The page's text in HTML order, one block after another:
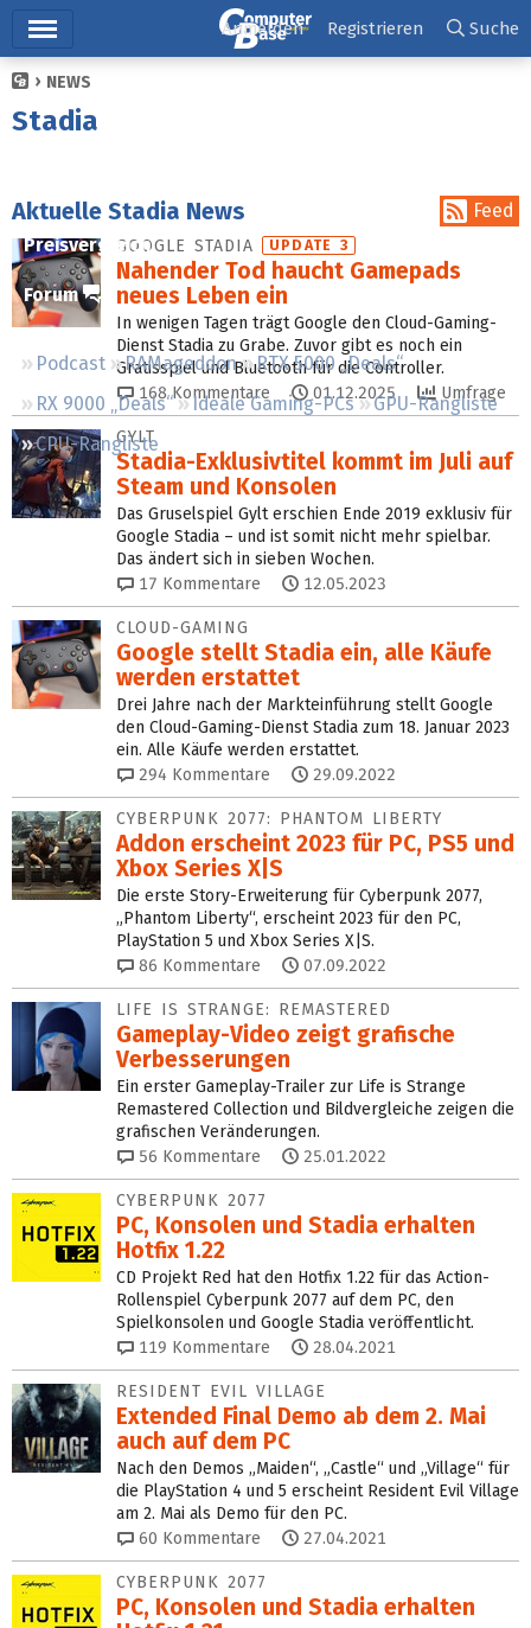
Ticker
Downloads
Preisvergleich
Forum
Podcast RAMageddon
RTX 5000 „Deals“
RX 9000 „Deals“
Ideale Gaming-PCs
GPU-Rangliste
CPU-Rangliste
Anmelden Registrieren Suche
NEWS
Stadia
Aktuelle Stadia News Feed
GOOGLE STADIA UPDATE 3
Nahender Tod haucht Gamepads
neues Leben ein
In wenigen Tagen trägt Google den Cloud-Gaming-
Dienst Stadia zu Grabe. Zuvor gibt es noch ein
Gratisspiel und Bluetooth für die Controller.
168Kommentare 01.12.2025 Umfrage
GYLT
Stadia-Exklusivtitel kommt im Juli auf
Steam und Konsolen
Das Gruselspiel Gylt erschien Ende 2019 exklusiv für
Google Stadia – und ist somit nicht mehr spielbar.
Das ändert sich in sieben Wochen.
17 Kommentare 12.05.2023
CLOUD-GAMING
Google stellt Stadia ein, alle Käufe
werden erstattet
Drei Jahre nach der Markteinführung stellt Google
den Cloud-Gaming-Dienst Stadia zum 18. Januar 2023
ein. Alle Käufe werden erstattet.
294 Kommentare 29.09.2022
CYBERPUNK 2077: PHANTOM LIBERTY
Addon erscheint 2023 für PC, PS5 und
Xbox Series X|S
Die erste Story-Erweiterung für Cyberpunk 2077,
„Phantom Liberty“, erscheint 2023 für den PC,
PlayStation 5 und Xbox Series X|S.
86 Kommentare 07.09.2022
LIFE IS STRANGE: REMASTERED
Gameplay-Video zeigt grafische
Verbesserungen
Ein erster Gameplay-Trailer zur Life is Strange
Remastered Collection und Bildvergleiche zeigen die
grafischen Veränderungen.
56 Kommentare 25.01.2022
CYBERPUNK 2077
PC, Konsolen und Stadia erhalten
Hotfix 1.22
CD Projekt Red hat den Hotfix 1.22 für das Action-
Rollenspiel Cyberpunk 2077 auf dem PC, den
Spielkonsolen und Google Stadia veröffentlicht.
119 Kommentare 28.04.2021
RESIDENT EVIL VILLAGE
Extended Final Demo ab dem 2. Mai
auch auf dem PC
Nach den Demos „Maiden“, „Castle“ und „Village“ für
die PlayStation 4 und 5 erscheint Resident Evil Village
am 2. Mai als Demo für den PC.
60 Kommentare 27.04.2021
CYBERPUNK 2077
PC, Konsolen und Stadia erhalten